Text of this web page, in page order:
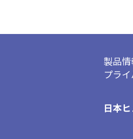
製品
プラ
日本